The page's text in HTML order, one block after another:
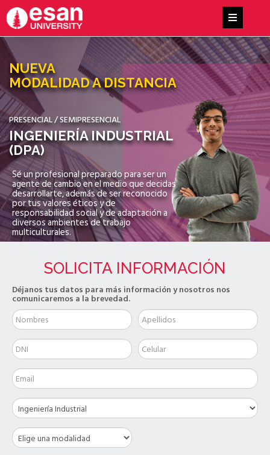
NUEVA
MODALIDAD A DISTANCIA
PRESENCIAL / SEMIPRESENCIAL
INGENIERÍA INDUSTRIAL
(DPA)
Sé un profesional preparado para ser un
agente de cambio en el medio que decidas
desarrollarte, además de ser reconocido
por tus valores éticos y de
responsabilidad social y de adaptación a
diversos ambientes de trabajo
multiculturales.
SOLICITA INFORMACIÓN
Déjanos tus datos para más información y nosotros nos
comunicaremos a la brevedad.